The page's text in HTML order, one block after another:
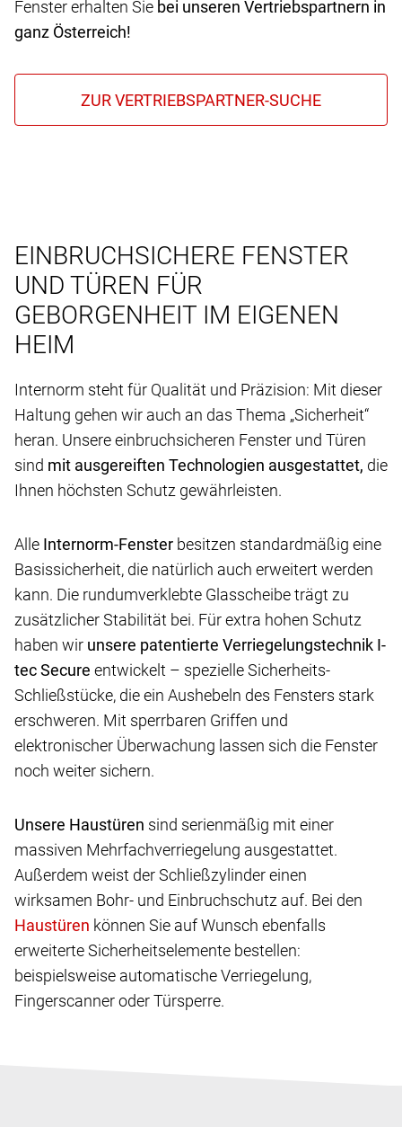
Fenster erhalten Sie bei unseren Vertriebspartnern in
ganz Österreich!
EINBRUCHSICHERE FENSTER
UND TÜREN FÜR
GEBORGENHEIT IM EIGENEN
HEIM
Internorm steht für Qualität und Präzision: Mit dieser
Haltung gehen wir auch an das Thema „Sicherheit“
heran. Unsere einbruchsicheren Fenster und Türen
sind mit ausgereiften Technologien ausgestattet, die
Ihnen höchsten Schutz gewährleisten.
Alle Internorm-Fenster besitzen standardmäßig eine
Basissicherheit, die natürlich auch erweitert werden
kann. Die rundumverklebte Glasscheibe trägt zu
zusätzlicher Stabilität bei. Für extra hohen Schutz
haben wir unsere patentierte Verriegelungstechnik I-
tec Secure entwickelt – spezielle Sicherheits-
Schließstücke, die ein Aushebeln des Fensters stark
erschweren. Mit sperrbaren Griffen und
elektronischer Überwachung lassen sich die Fenster
noch weiter sichern.
Unsere Haustüren sind serienmäßig mit einer
massiven Mehrfachverriegelung ausgestattet.
Außerdem weist der Schließzylinder einen
wirksamen Bohr- und Einbruchschutz auf. Bei den
können Sie auf Wunsch ebenfalls
erweiterte Sicherheitselemente bestellen:
beispielsweise automatische Verriegelung,
Fingerscanner oder Türsperre.